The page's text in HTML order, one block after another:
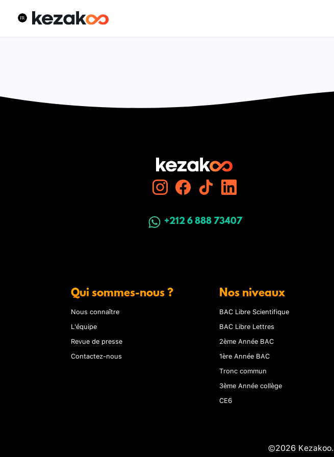
+212 6 888 73407
Qui sommes-nous ?
Nous connaître
L'équipe
Revue de presse
Contactez-nous
Nos niveaux
BAC Libre Scientifique
BAC Libre Lettres
2ème Année BAC
1ère Année BAC
Tronc commun
3ème Année collège
CE6
©2026